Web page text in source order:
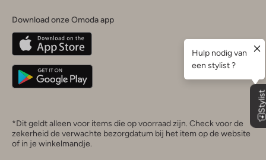
Belgique(Français)
Deutschland
Download onze Omoda app
*Dit geldt alleen voor items die op voorraad zijn. Check voor de
zekerheid de verwachte bezorgdatum bij het item op de website
of in je winkelmandje.